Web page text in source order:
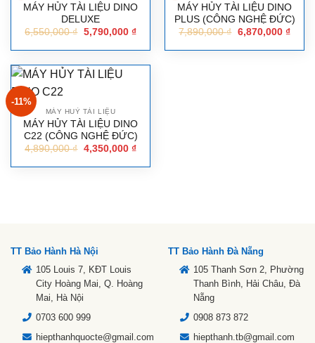
MÁY HỦY TÀI LIỆU DINO
DELUXE
6,550,000₫ 5,790,000 ₫
MÁY HỦY TÀI LIỆU DINO
PLUS (CÔNG NGHỆ ĐỨC)
7,890,000₫ 6,870,000 ₫
-11%
MÁY HUỶ TÀI LIỆU
MÁY HỦY TÀI LIỆU DINO
C22 (CÔNG NGHỆ ĐỨC)
4,890,000₫ 4,350,000 ₫
TT Bảo Hành Hà Nội
105 Louis 7, KĐT Louis
City Hoàng Mai, Q. Hoàng
Mai, Hà Nội
0703 600 999
hiepthanhquocte@gmail.com
TT Bảo Hành Đà Nẵng
105 Thanh Sơn 2, Phường
Thanh Bình, Hải Châu, Đà
Nẵng
0908 873 872
hiepthanh.tb@gmail.com